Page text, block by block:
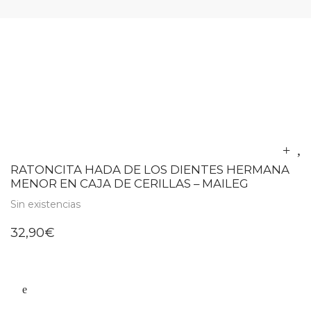
RATONCITA HADA DE LOS DIENTES HERMANA
MENOR EN CAJA DE CERILLAS – MAILEG
Sin existencias
32,90€